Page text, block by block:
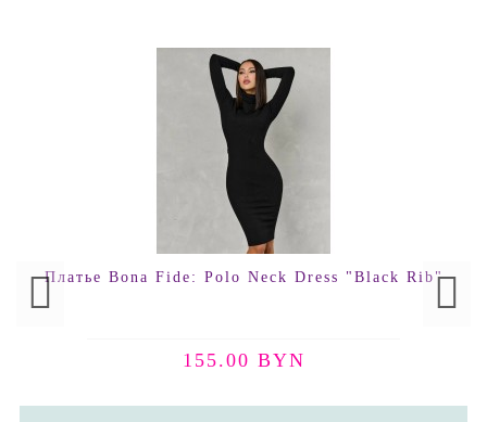
Платье Bona Fide: Polo Neck Dress "Black Rib"
155.00 BYN